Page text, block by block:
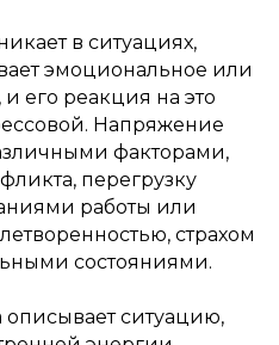
в ситуациях,
эмоциональное или
его реакция на это
Напряжение
факторами,
перегрузку
работы или
страхом
состояниями.
описывает ситуацию,